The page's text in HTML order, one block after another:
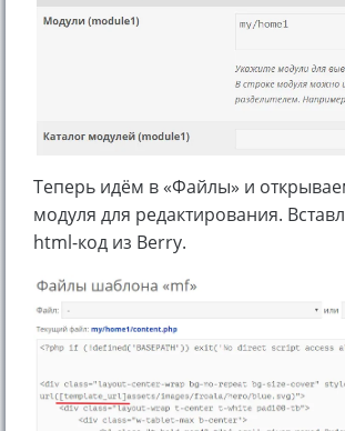
Теперь идём в «Файлы» и
модуля для редактирования.
html-код из Berry.